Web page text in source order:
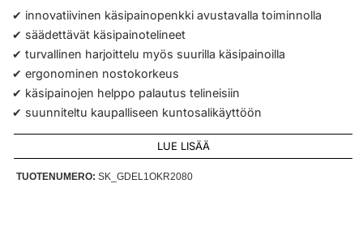
✔ innovatiivinen käsipainopenkki avustavalla toiminnolla
✔ säädettävät käsipainotelineet
✔ turvallinen harjoittelu myös suurilla käsipainoilla
✔ ergonominen nostokorkeus
✔ käsipainojen helppo palautus telineisiin
✔ suunniteltu kaupalliseen kuntosalikäyttöön
LUE LISÄÄ
TUOTENUMERO: SK_GDEL1OKR2080